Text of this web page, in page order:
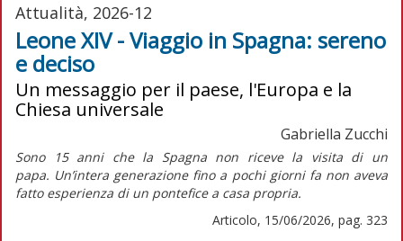
Attualità, 2026-12
Leone XIV - Viaggio in Spagna: sereno
e deciso
Un messaggio per il paese, l'Europa e la
Chiesa universale
Gabriella Zucchi
Sono 15 anni che la Spagna non riceve la visita di un
papa. Un’intera generazione fino a pochi giorni fa non aveva
fatto esperienza di un pontefice a casa propria.
Articolo, 15/06/2026, pag. 323